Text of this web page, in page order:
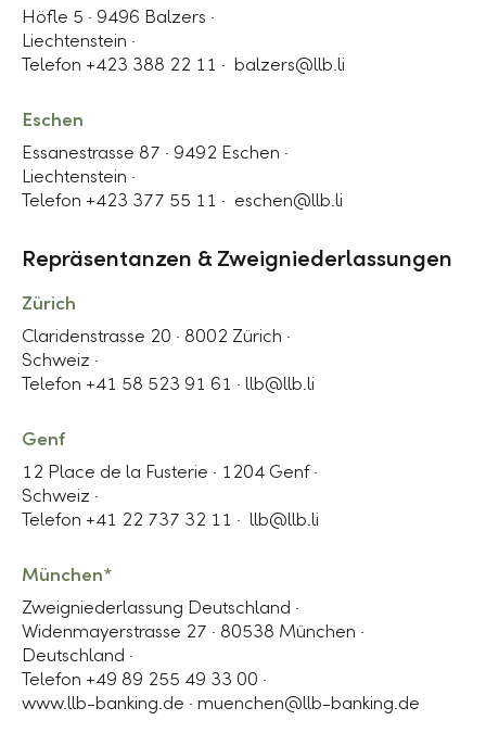
Höfle 5 · 9496 Balzers ·
Liechtenstein ·
Telefon +423 388 22 11 · balzers@llb.li
Eschen
Essanestrasse 87 · 9492 Eschen ·
Liechtenstein ·
Telefon +423 377 55 11 · eschen@llb.li
Repräsentanzen & Zweigniederlassungen
Zürich
Claridenstrasse 20 · 8002 Zürich ·
Schweiz ·
Telefon +41 58 523 91 61 · llb@llb.li
Genf
12 Place de la Fusterie · 1204 Genf ·
Schweiz ·
Telefon +41 22 737 32 11 · llb@llb.li
München*
Zweigniederlassung Deutschland ·
Widenmayerstrasse 27 · 80538 München ·
Deutschland ·
Telefon +49 89 255 49 33 00 ·
www.llb-banking.de · muenchen@llb-banking.de